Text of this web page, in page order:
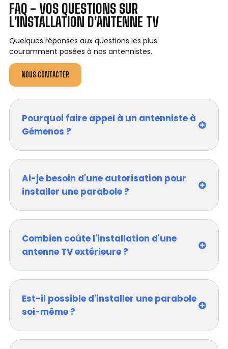
FAQ - VOS QUESTIONS SUR
L'INSTALLATION D'ANTENNE TV
Quelques réponses aux questions les plus
couramment posées à nos antennistes.
NOUS CONTACTER
Pourquoi faire appel à un antenniste à
Gémenos ?
Ai-je besoin d'une autorisation pour
installer une parabole ?
Combien coûte l'installation d'une
antenne TV extérieure ?
Est-il possible d'installer une parabole
soi-même ?